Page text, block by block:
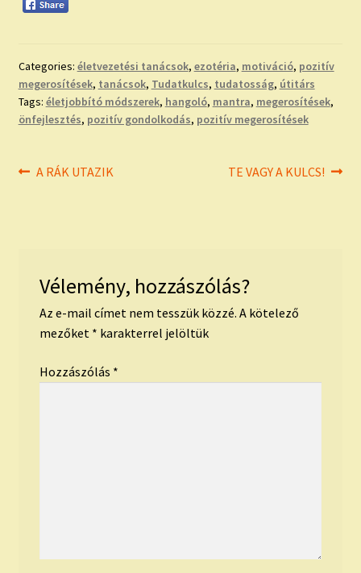
Categories: életvezetési tanácsok, ezotéria, motiváció, pozitív
megerosítések, tanácsok, Tudatkulcs, tudatosság, útitárs
Tags: életjobbító módszerek, hangoló, mantra, megerosítések,
önfejlesztés, pozitív gondolkodás, pozitív megerosítések
Bejegyzés
Previous
A RÁK UTAZIK
Next
TE VAGY A KULCS!
Vélemény, hozzászólás?
Az e-mail címet nem tesszük közzé. A kötelező
mezőket * karakterrel jelöltük
Hozzászólás *